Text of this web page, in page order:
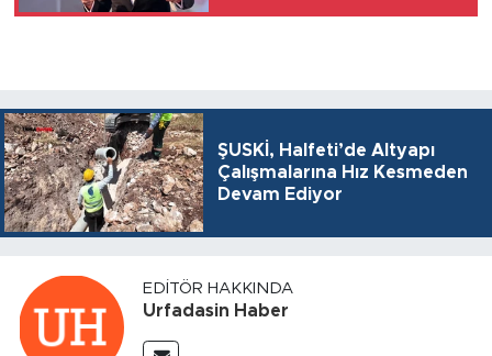
ŞUSKİ, Halfeti’de Altyapı
Çalışmalarına Hız Kesmeden
Devam Ediyor
EDITÖR HAKKINDA
Urfadasin Haber